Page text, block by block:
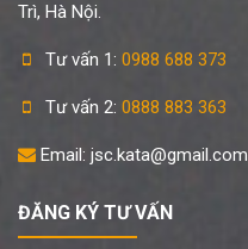
Trì, Hà Nội.
Tư vấn 1: 0988 688 373
Tư vấn 2: 0888 883 363
Email: jsc.kata@gmail.com
ĐĂNG KÝ TƯ VẤN